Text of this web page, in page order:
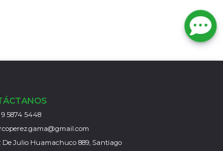
9 5874 5448
De Julio Huamachuco 889, Santiago